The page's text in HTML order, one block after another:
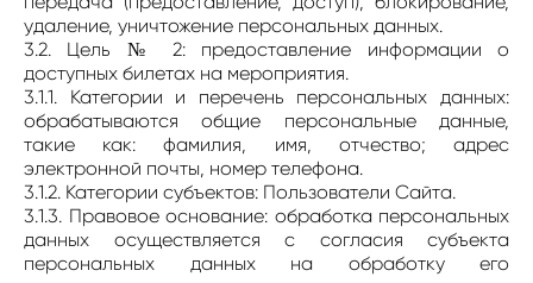
удаление, уничтожение персональных данных.
3.2. Цель № 2: предоставление информации о
доступных билетах на мероприятия.
3.1.1. Категории и перечень персональных данных:
обрабатываются общие персональные данные,
такие как: фамилия, имя, отчество; адрес
электронной почты, номер телефона.
3.1.2. Категории субъектов: Пользователи Сайта.
3.1.3. Правовое основание: обработка персональных
данных осуществляется с согласия субъекта
персональных данных на обработку его